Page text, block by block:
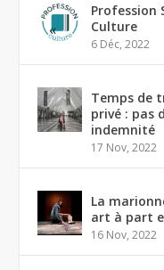
Profession
Culture
6 Déc, 2022
Temps de
privé : pas
indemnité
17 Nov, 2022
La
art à part
16 Nov, 2022